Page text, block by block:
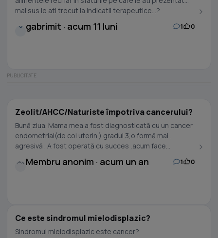
mai sus le ati trecut la indicatii terapeutice...?
G gabrimit · acum 11 luni 1 0
Zeolit/AHCC/Naturiste împotriva cancerului?
Bună ziua. Mama mea a fost diagnosticată cu un cancer
endometrial(de col uterin ) gradul 3,o formă mai
agresivă . A fost operată cu succes ,acum face...
Membru anonim · acum un an 1 0
Ce este sindromul mielodisplazic?
Sindromul mielodisplazic este cancer?